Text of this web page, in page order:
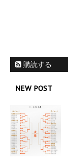
購読する
NEW POST